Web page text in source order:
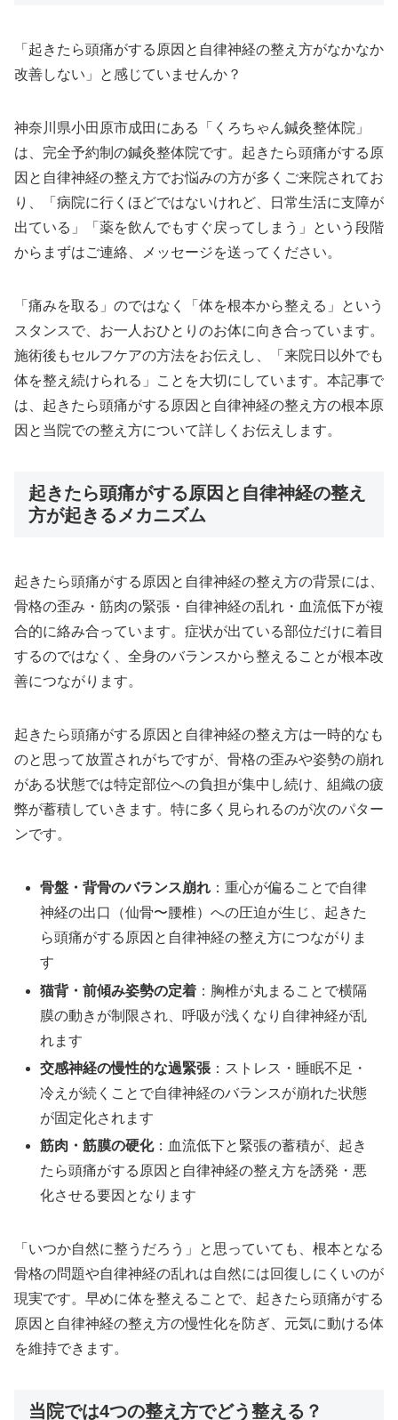
「起きたら頭痛がする原因と自律神経の整え方がなかなか
改善しない」と感じていませんか？
神奈川県小田原市成田にある「くろちゃん鍼灸整体院」
は、完全予約制の鍼灸整体院です。起きたら頭痛がする原
因と自律神経の整え方でお悩みの方が多くご来院されてお
り、「病院に行くほどではないけれど、日常生活に支障が
出ている」「薬を飲んでもすぐ戻ってしまう」という段階
からまずはご連絡、メッセージを送ってください。
「痛みを取る」のではなく「体を根本から整える」という
スタンスで、お一人おひとりのお体に向き合っています。
施術後もセルフケアの方法をお伝えし、「来院日以外でも
体を整え続けられる」ことを大切にしています。本記事で
は、起きたら頭痛がする原因と自律神経の整え方の根本原
因と当院での整え方について詳しくお伝えします。
起きたら頭痛がする原因と自律神経の整え
方が起きるメカニズム
起きたら頭痛がする原因と自律神経の整え方の背景には、
骨格の歪み・筋肉の緊張・自律神経の乱れ・血流低下が複
合的に絡み合っています。症状が出ている部位だけに着目
するのではなく、全身のバランスから整えることが根本改
善につながります。
起きたら頭痛がする原因と自律神経の整え方は一時的なも
のと思って放置されがちですが、骨格の歪みや姿勢の崩れ
がある状態では特定部位への負担が集中し続け、組織の疲
弊が蓄積していきます。特に多く見られるのが次のパター
ンです。
骨盤・背骨のバランス崩れ ：重心が偏ることで自律
神経の出口（仙骨〜腰椎）への圧迫が生じ、起きた
ら頭痛がする原因と自律神経の整え方につながりま
す
猫背・前傾み姿勢の定着 ：胸椎が丸まることで横隔
膜の動きが制限され、呼吸が浅くなり自律神経が乱
れます
交感神経の慢性的な過緊張 ：ストレス・睡眠不足・
冷えが続くことで自律神経のバランスが崩れた状態
が固定化されます
筋肉・筋膜の硬化：血流低下と緊張の蓄積が、起き
たら頭痛がする原因と自律神経の整え方を誘発・悪
化させる要因となります
「いつか自然に整うだろう」と思っていても、根本となる
骨格の問題や自律神経の乱れは自然には回復しにくいのが
現実です。早めに体を整えることで、起きたら頭痛がする
原因と自律神経の整え方の慢性化を防ぎ、元気に動ける体
を維持できます。
当院では4つの整え方でどう整える？